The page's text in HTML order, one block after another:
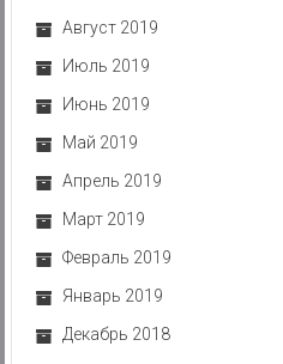
Август 2019
Июль 2019
Июнь 2019
Май 2019
Апрель 2019
Март 2019
Февраль 2019
Январь 2019
Декабрь 2018